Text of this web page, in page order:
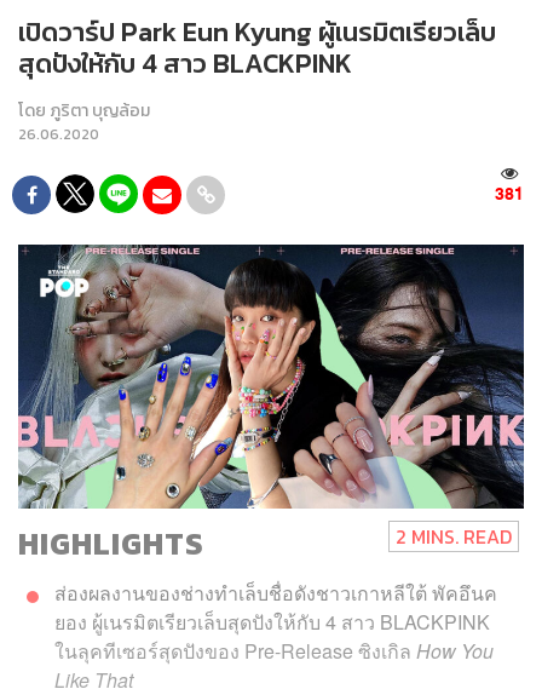
เปิดวาร์ป Park Eun Kyung ผู้เนรมิตเรียวเล็บ
สุดปังให้กับ 4 สาว BLACKPINK
โดย ภูริตา บุญล้อม
26.06.2020
381
HIGHLIGHTS 2 MINS. READ
ส่องผลงานของช่างทำเล็บชื่อดังชาวเกาหลีใต้ พัคอึนค
ยอง ผู้เนรมิตเรียวเล็บสุดปังให้กับ 4 สาว BLACKPINK
ในลุคทีเซอร์สุดปังของ Pre-Release ซิงเกิล How You
Like That